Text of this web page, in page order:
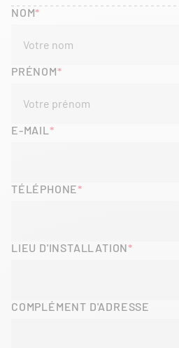
NOM
PRÉNOM
E-MAIL
TÉLÉPHONE
LIEU D'INSTALLATION
COMPLÉMENT D'ADRESSE